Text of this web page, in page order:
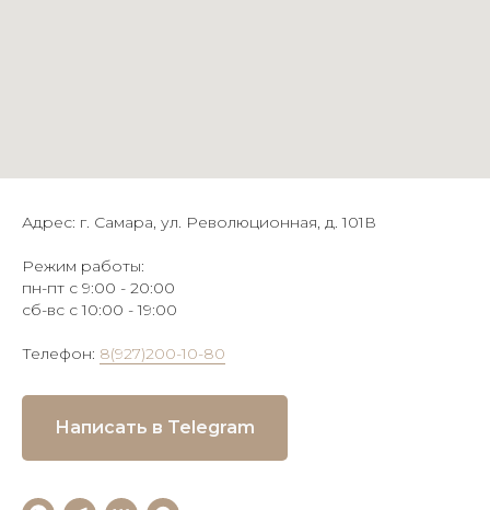
Адрес: г. Самара, ул. Революционная, д. 101В
Режим работы:
пн-пт с 9:00 - 20:00
сб-вс с 10:00 - 19:00
Телефон: 8(927)200-10-80
Написать в Telegram